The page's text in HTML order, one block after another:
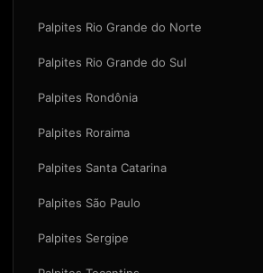
Palpites Rio Grande do Norte
Palpites Rio Grande do Sul
Palpites Rondônia
Palpites Roraima
Palpites Santa Catarina
Palpites São Paulo
Palpites Sergipe